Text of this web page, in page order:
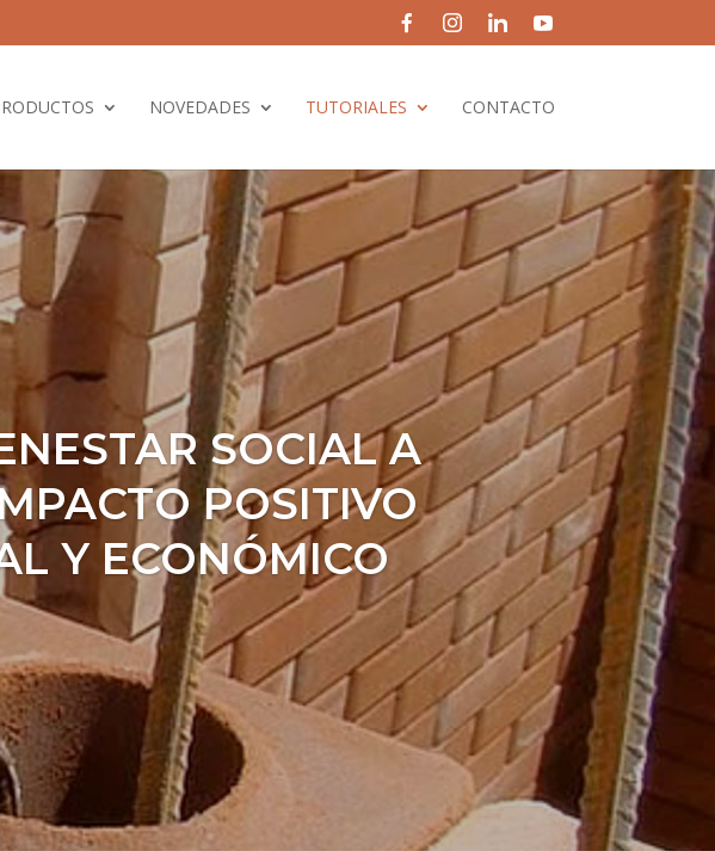
NOVEDADES TUTORIALES CONTACTO
SOCIAL A
POSITIVO
Y ECONÓMICO